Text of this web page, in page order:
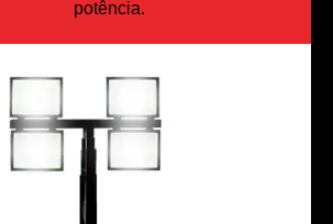
potência.